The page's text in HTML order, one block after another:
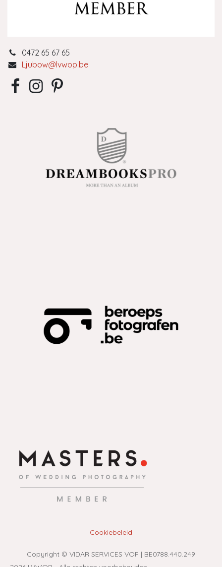
0472 65 67 65
Ljubow@lvwop.be
Cookiebeleid
Copyright © VIDAR SERVICES VOF | BE0788.440.249​